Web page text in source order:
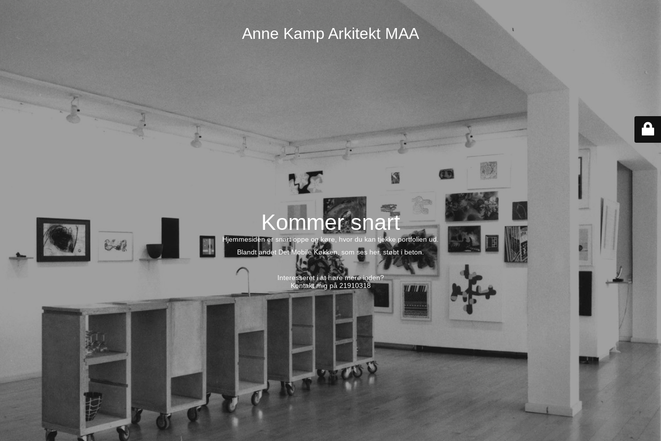
Anne Kamp Arkitekt MAA
Kommer snart
Hjemmesiden er snart oppe og køre, hvor du kan tjekke portfolien ud.
Blandt andet Det Mobile Køkken, som ses her, støbt i beton.
Interesseret i at høre mere inden?
Kontakt mig på 21910318